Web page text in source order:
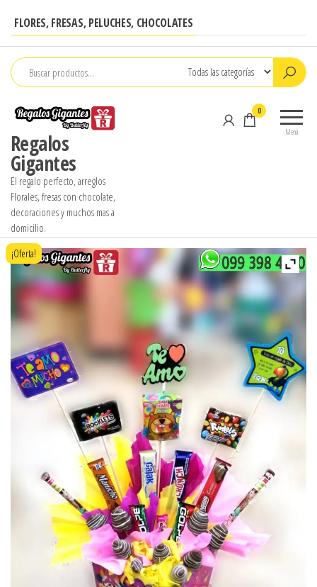
contenido
FLORES, FRESAS, PELUCHES, CHOCOLATES
Regalos
Gigantes
El regalo perfecto, arreglos
Florales, fresas con chocolate,
decoraciones y muchos mas a
domicilio.
Menú
0
¡Oferta!